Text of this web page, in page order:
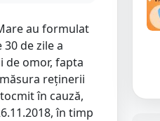
au formulat
de zile a
de omor, fapta
reţinerii
în cauză,
în timp